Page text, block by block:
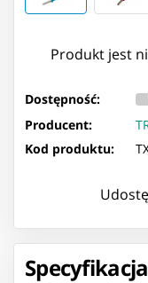
Produkt jest
Dostępność:
Producent:
Kod produktu:
Specyfikacja